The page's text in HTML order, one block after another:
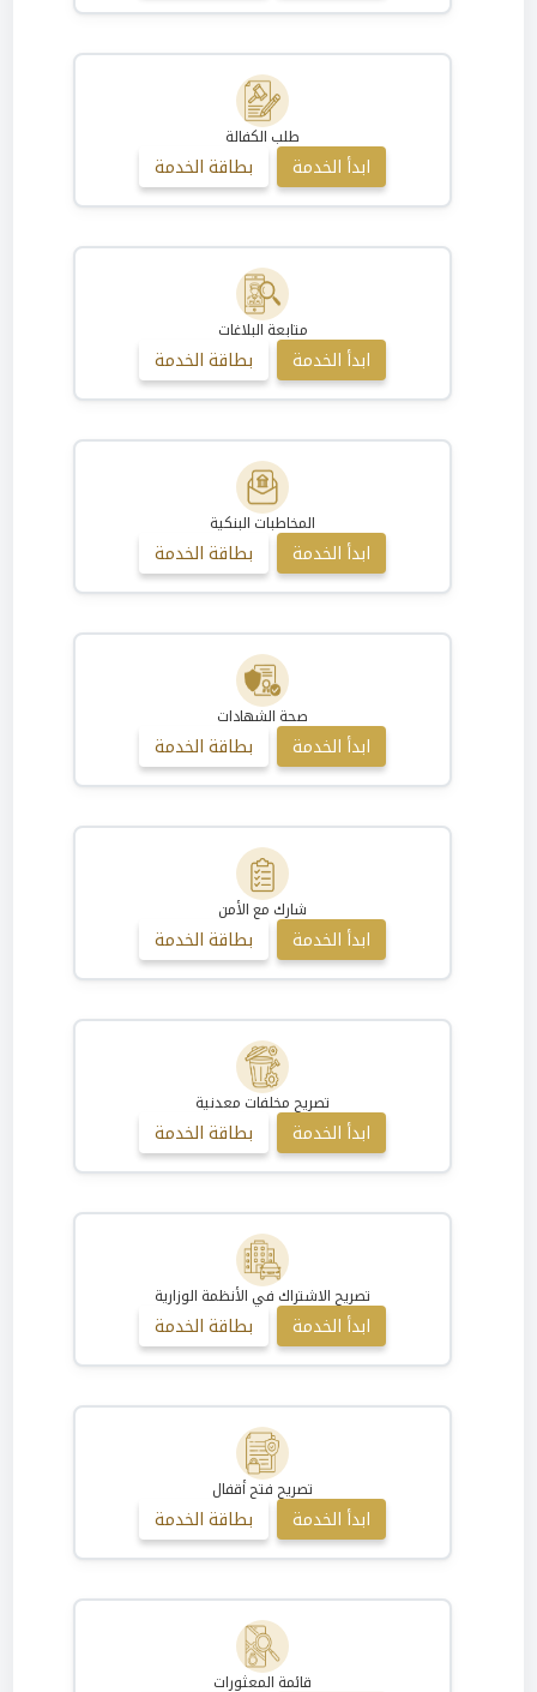
طلب الكفالة
ابدأ الخدمة بطاقة الخدمة
متابعة البلاغات
ابدأ الخدمة بطاقة الخدمة
المخاطبات البنكية
ابدأ الخدمة بطاقة الخدمة
صحة الشهادات
ابدأ الخدمة بطاقة الخدمة
شارك مع الأمن
ابدأ الخدمة بطاقة الخدمة
تصريح مخلفات معدنية
ابدأ الخدمة بطاقة الخدمة
تصريح الاشتراك في الأنظمة الوزارية
ابدأ الخدمة بطاقة الخدمة
تصريح فتح أقفال
ابدأ الخدمة بطاقة الخدمة
قائمة المعثورات